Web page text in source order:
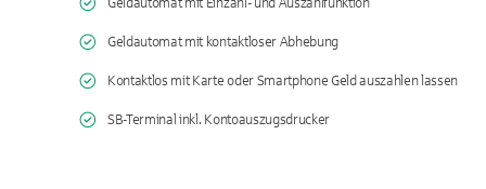
Geldautomat mit Einzahl- und Auszahlfunktion
Geldautomat mit kontaktloser Abhebung
Kontaktlos mit Karte oder Smartphone Geld auszahlen lassen
SB-Terminal inkl. Kontoauszugsdrucker